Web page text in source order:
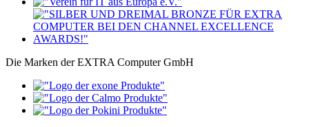
Die Marken der EXTRA Computer GmbH